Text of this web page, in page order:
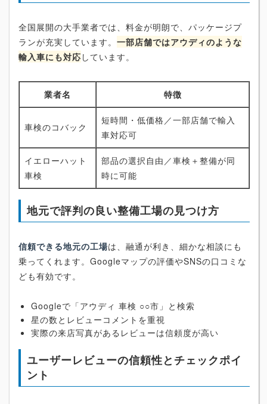
全国展開の大手業者では、料金が明朗で、パッケージプ
ランが充実しています。 一部店舗ではアウディのような
輸入車にも対応 しています。
業者名 特徴
車検のコバック
短時間・低価格／一部店舗で輸入
車対応可
イエローハット
車検
部品の選択自由／車検＋整備が同
時に可能
地元で評判の良い整備工場の見つけ方
信頼できる地元の工場は、融通が利き、細かな相談にも
乗ってくれます。Googleマップの評価やSNSの口コミな
ども有効です。
Googleで「アウディ 車検 ○○市」と検索
星の数とレビューコメントを重視
実際の来店写真があるレビューは信頼度が高い
ユーザーレビューの信頼性とチェックポイ
ント